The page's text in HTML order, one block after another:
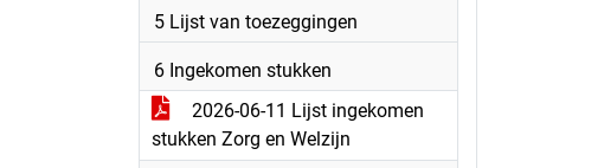
5 Lijst van toezeggingen
6 Ingekomen stukken
2026-06-11 Lijst ingekomen
stukken Zorg en Welzijn